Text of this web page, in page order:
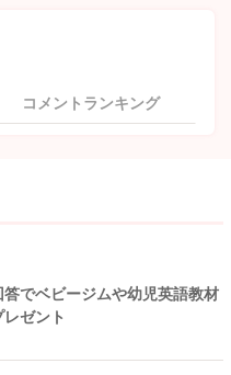
コメントランキング
でベビージムや幼児英語教材
ゼント